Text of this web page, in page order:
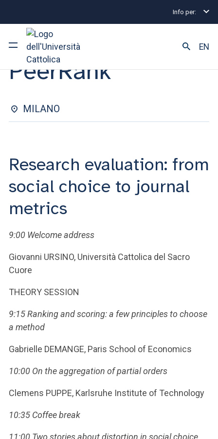
Info per:
Ateneo
Corsi di studio
Facoltà e campus
EN
Eventi Milano PeerRank
EVENT | 16 GENNAIO 2026
PeerRank
MILANO
Research evaluation: from
social choice to journal
metrics
9:00 Welcome address
Giovanni URSINO, Università Cattolica del Sacro
Cuore
THEORY SESSION
9:15 Ranking and scoring: a few principles to choose
a method
Gabrielle DEMANGE, Paris School of Economics
10:00 On the aggregation of partial orders
Clemens PUPPE, Karlsruhe Institute of Technology
10:35 Coffee break
11:00 Two stories about distortion in social choice